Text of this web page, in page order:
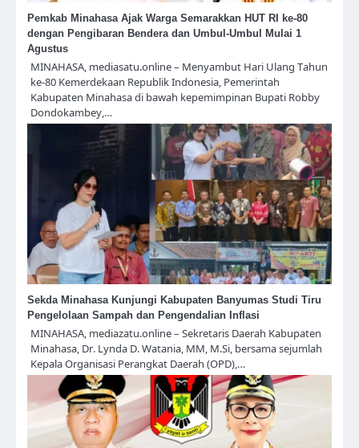
Pemkab Minahasa Ajak Warga Semarakkan HUT RI ke-80
dengan Pengibaran Bendera dan Umbul-Umbul Mulai 1
Agustus
MINAHASA, mediasatu.online – Menyambut Hari Ulang Tahun
ke-80 Kemerdekaan Republik Indonesia, Pemerintah
Kabupaten Minahasa di bawah kepemimpinan Bupati Robby
Dondokambey,…
Sekda Minahasa Kunjungi Kabupaten Banyumas Studi Tiru
Pengelolaan Sampah dan Pengendalian Inflasi
MINAHASA, mediazatu.online – Sekretaris Daerah Kabupaten
Minahasa, Dr. Lynda D. Watania, MM, M.Si, bersama sejumlah
Kepala Organisasi Perangkat Daerah (OPD),…